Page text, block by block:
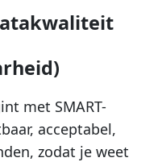
met SMART-
acceptabel,
zodat je weet